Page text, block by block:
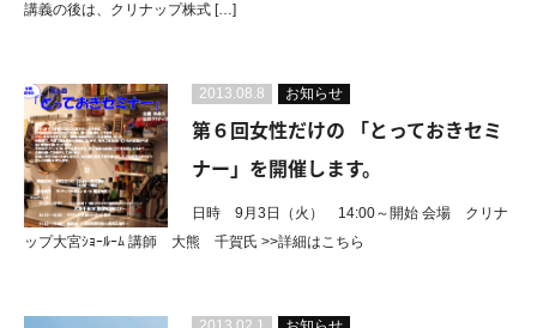
講義の後は、クリナップ株式 […]
2013.08.8 お知らせ
第６回女性だけの 「とっておきセミ
ナー」を開催します。
日時 9月3日（火） 14:00～開始 会場 クリナ
ップ大宮ｼｮｰﾙｰﾑ 講師 大熊 千賀氏 >>詳細はこちら